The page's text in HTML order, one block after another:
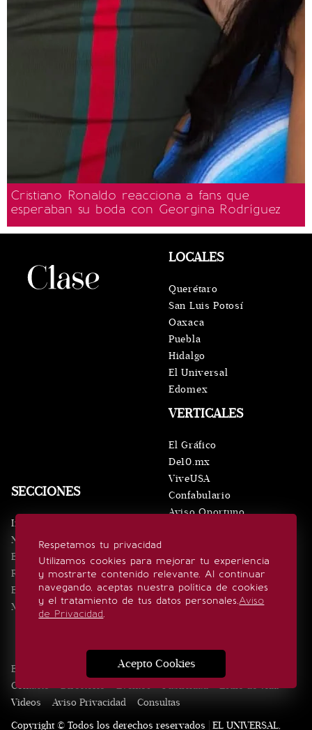
Cristiano Ronaldo reacciona a fans que
esperaban su boda con Georgina Rodríguez
Respetamos tu privacidad
Utilizamos cookies para mejorar tu experiencia
y mostrarte contenido relevante. Al continuar
navegando, aceptas nuestra política de cookies
y el tratamiento de tus datos personales.Aviso
de Privacidad.
Acepto Cookies
SECCIONES
Inicio
Noticias
Eventos
Realeza
Estilo de vida
Minuto x Minuto
VERTICALES
El Gráfico
De10.mx
ViveUSA
Confabulario
Aviso Oportuno
LOCALES
Querétaro
San Luis Potosí
Oaxaca
Puebla
Hidalgo
El Universal
Edomex
SÍGUENOS
Edición Impresa Noticias Quiénes somos
Contacto
Directorio Eventos Publicidad
Estilo de vida
Videos
Aviso Privacidad
Consultas
Copyright © Todos los derechos reservados | EL UNIVERSAL,